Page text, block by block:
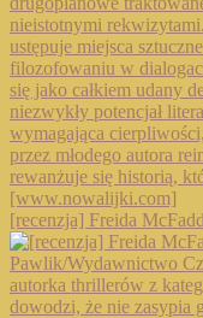
[recenzja] Freida